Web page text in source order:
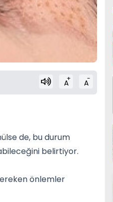
A+ A-
de, bu durum
belirtiyor.
önlemler